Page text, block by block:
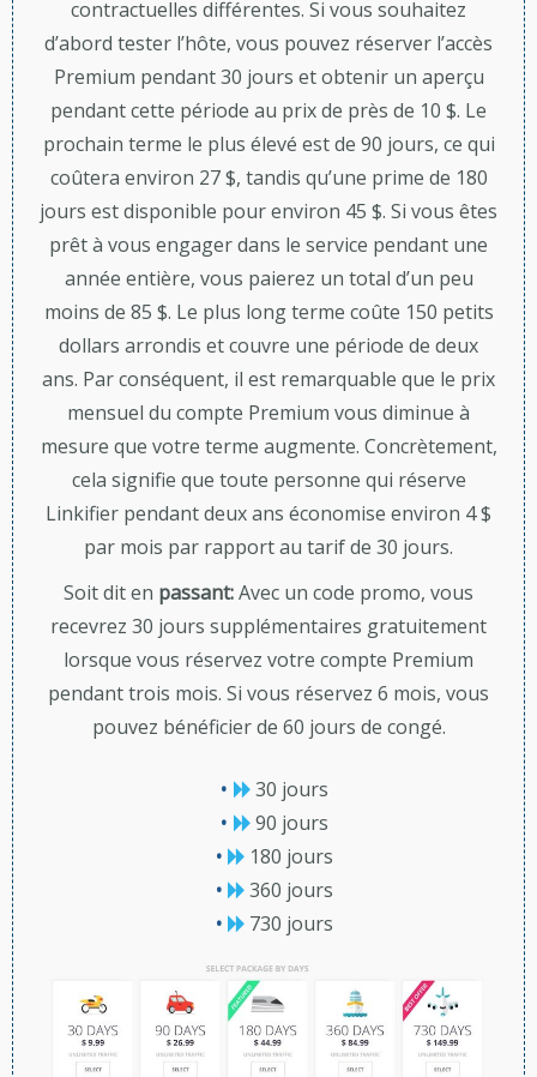
contractuelles différentes. Si vous souhaitez
d’abord tester l’hôte, vous pouvez réserver l’accès
Premium pendant 30 jours et obtenir un aperçu
pendant cette période au prix de près de 10 $. Le
prochain terme le plus élevé est de 90 jours, ce qui
coûtera environ 27 $, tandis qu’une prime de 180
jours est disponible pour environ 45 $. Si vous êtes
prêt à vous engager dans le service pendant une
année entière, vous paierez un total d’un peu
moins de 85 $. Le plus long terme coûte 150 petits
dollars arrondis et couvre une période de deux
ans. Par conséquent, il est remarquable que le prix
mensuel du compte Premium vous diminue à
mesure que votre terme augmente. Concrètement,
cela signifie que toute personne qui réserve
Linkifier pendant deux ans économise environ 4 $
par mois par rapport au tarif de 30 jours.
Soit dit en passant:Avec un code promo, vous
recevrez 30 jours supplémentaires gratuitement
lorsque vous réservez votre compte Premium
pendant trois mois. Si vous réservez 6 mois, vous
pouvez bénéficier de 60 jours de congé.
30 jours
90 jours
180 jours
360 jours
730 jours